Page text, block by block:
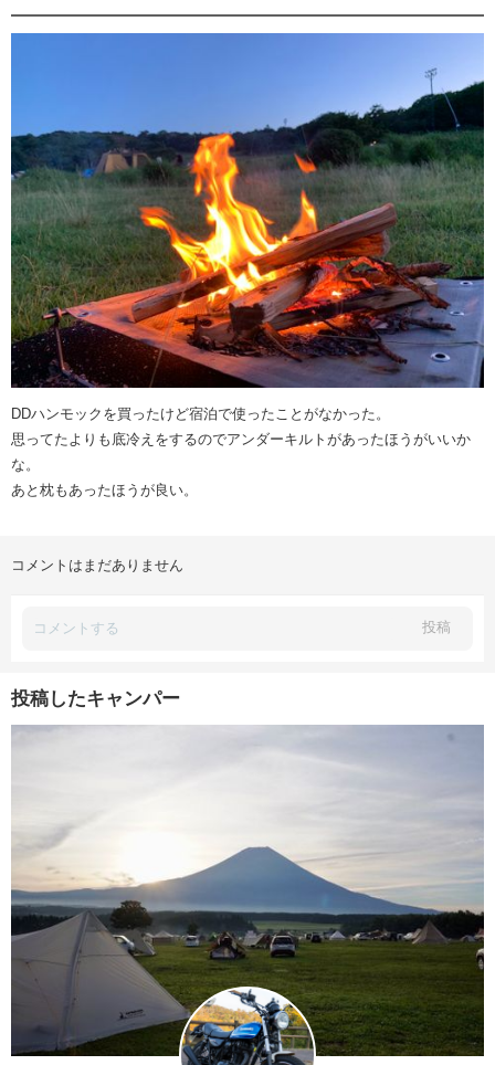
DDハンモックを買ったけど宿泊で使ったことがなかった。
思ってたよりも底冷えをするのでアンダーキルトがあったほうがいいか
な。
あと枕もあったほうが良い。
コメントはまだありません
投稿
投稿したキャンパー